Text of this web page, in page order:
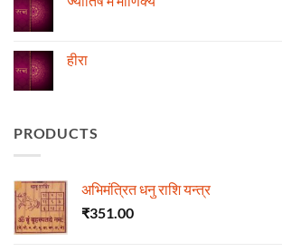
की
ज्योतिष
मेंहीरा
PRODUCTS
अभिमंत्रित धनु राशि यन्त्र
₹351.00